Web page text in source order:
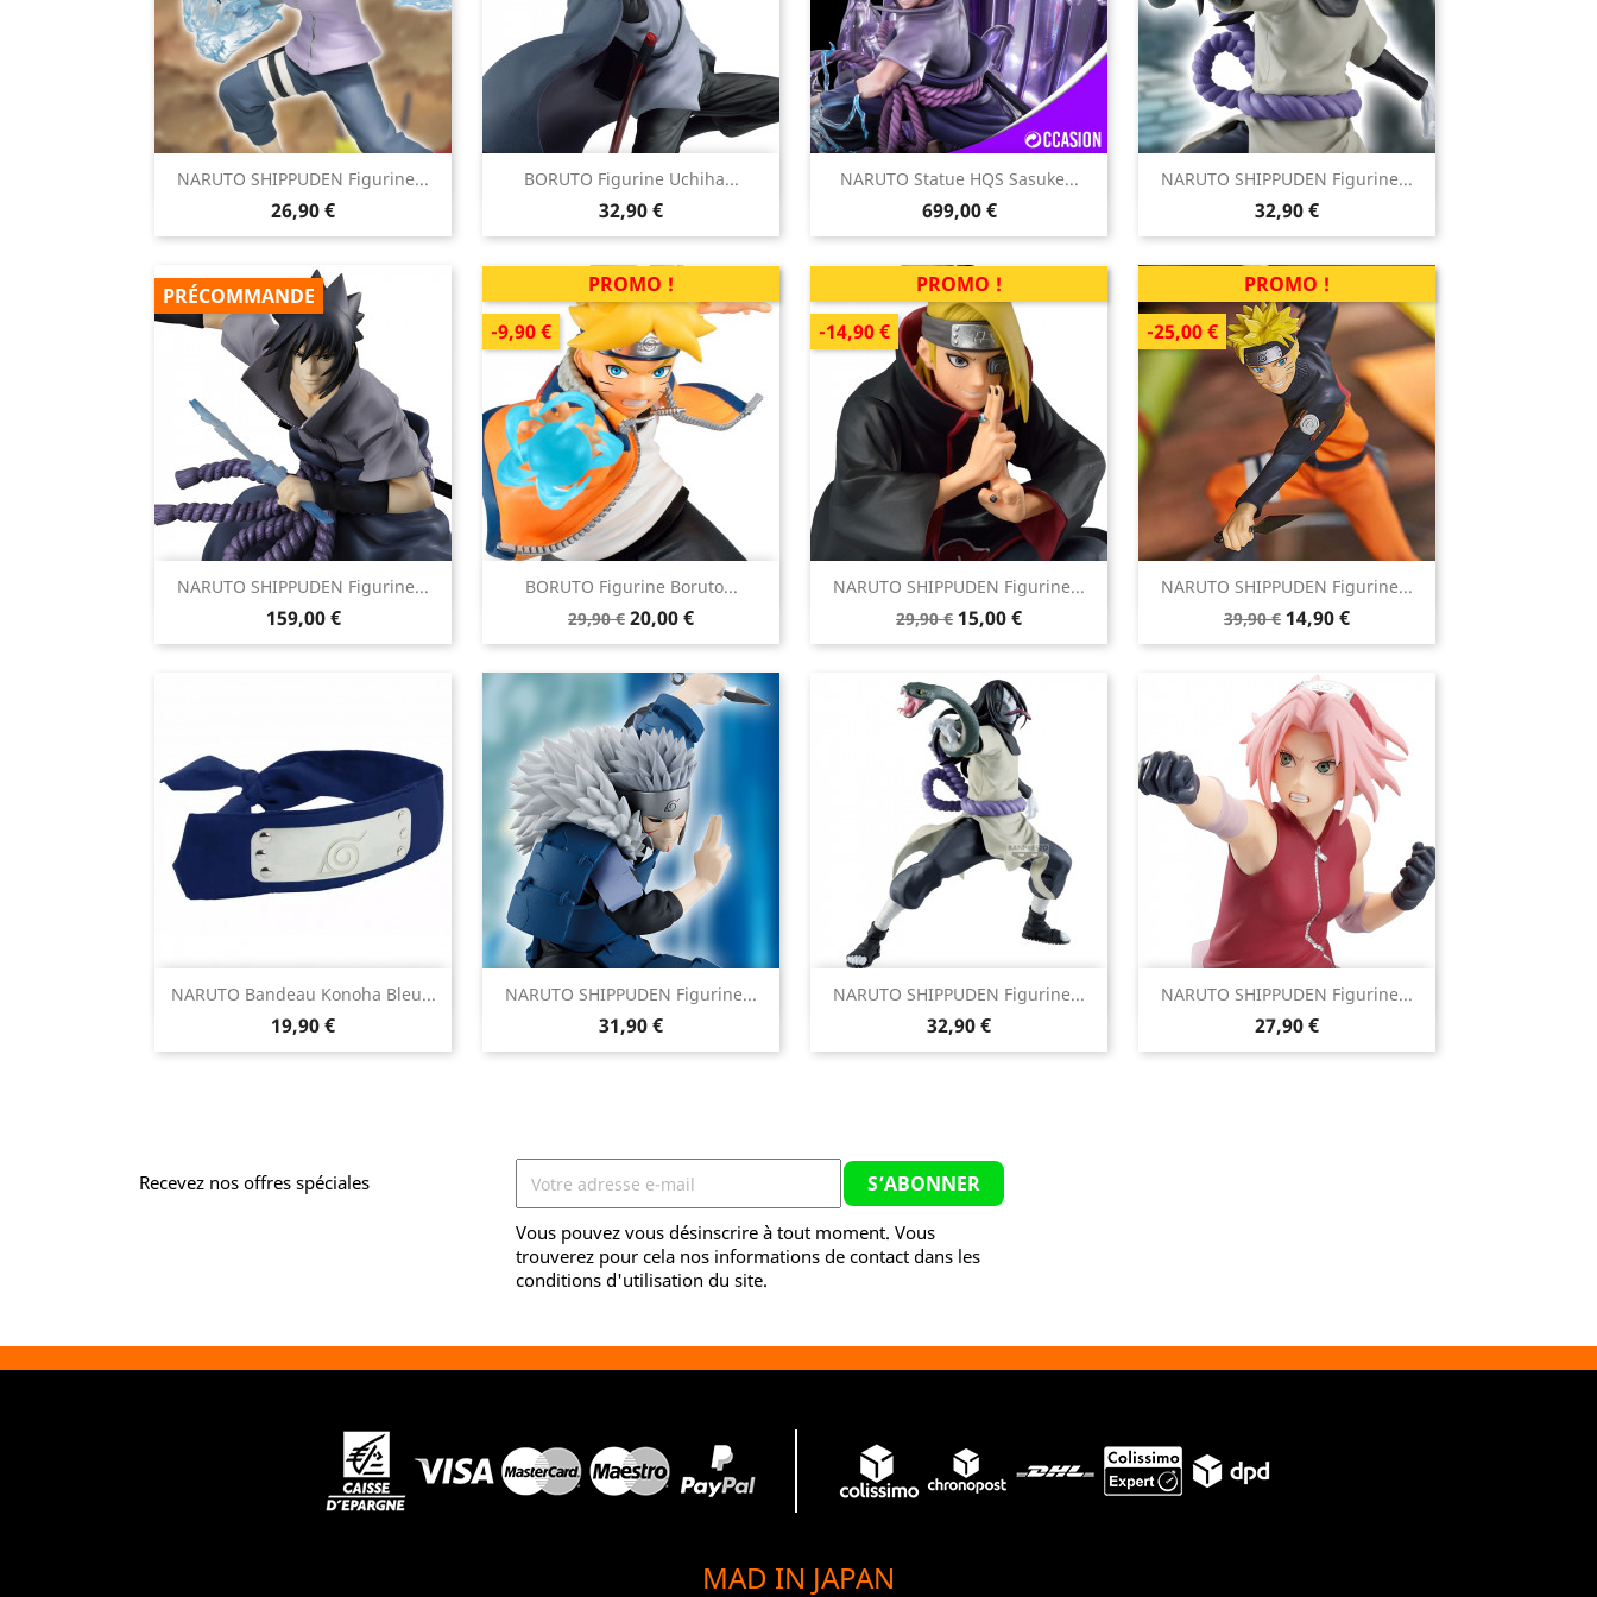
NARUTO SHIPPUDEN Figurine...
Prix
26,90 €
Aperçu rapide BORUTO Figurine Uchiha...
Prix
32,90 €
Aperçu rapide NARUTO Statue HQS Sasuke...
Prix
699,00 €
 Aperçu rapide NARUTO SHIPPUDEN Figurine...
Prix
32,90 €
Aperçu rapide
NARUTO SHIPPUDEN Figurine...
Prix
159,00 €
PRÉCOMMANDE
Aperçu rapide BORUTO Figurine Boruto...
Prix
de
29,90 € Prix
20,00 €
PROMO !
-9,90 €
Aperçu rapide NARUTO SHIPPUDEN Figurine...
Prix
de
29,90 € Prix
15,00 €
PROMO !
-14,90 €
Aperçu rapide NARUTO SHIPPUDEN Figurine...
Prix
de
39,90 € Prix
14,90 €
PROMO !
-25,00 €
Aperçu rapide
NARUTO Bandeau Konoha Bleu...
Prix
19,90 €
Aperçu rapide NARUTO SHIPPUDEN Figurine...
Prix
31,90 €
Aperçu rapide NARUTO SHIPPUDEN Figurine...
Prix
32,90 €
Aperçu rapide NARUTO SHIPPUDEN Figurine...
Prix
27,90 €
Aperçu rapide
Recevez nos offres spéciales
Vous pouvez vous désinscrire à tout moment. Vous
trouverez pour cela nos informations de contact dans les
conditions d'utilisation du site.
MAD IN JAPAN